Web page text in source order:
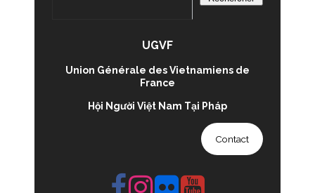
UGVF
Union Générale des Vietnamiens de
France
Hội Người Việt Nam Tại Pháp
Contact